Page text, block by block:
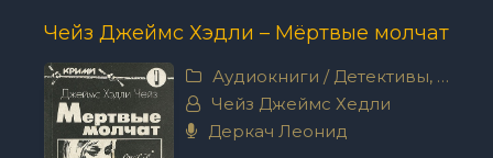
Чейз Джеймс Хэдли – Мёртвые молчат
Аудиокниги / Детективы, триллеры
Чейз Джеймс Хедли
Деркач Леонид